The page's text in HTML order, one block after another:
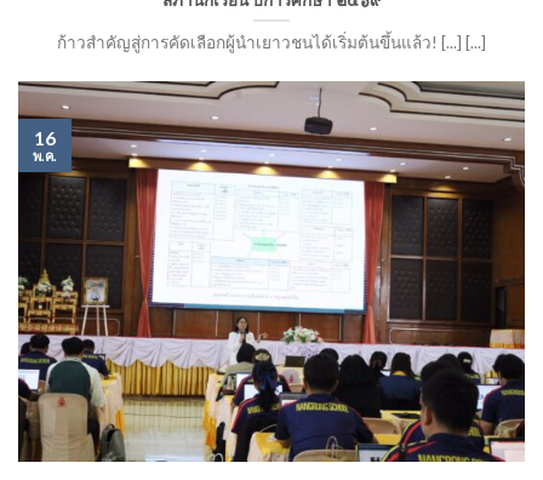
ก้าวสำคัญสู่การคัดเลือกผู้นำเยาวชนได้เริ่มต้นขึ้นแล้ว! [...] [...]
16
พ.ค.